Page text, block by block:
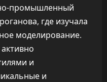
промышленный
где изучала
моделирование.
и
и